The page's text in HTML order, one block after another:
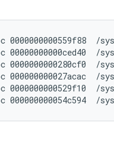
0000000000559f88  /
00000000000ced40  /
0000000000280cf0  /
000000000027acac  /
0000000000529f10  /